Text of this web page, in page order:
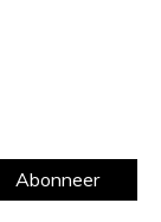
Abonneer